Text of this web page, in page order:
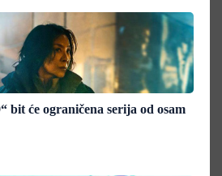
bit će ograničena serija od osam